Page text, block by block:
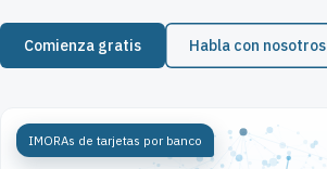
Comienza gratis Habla con nosotros
IMORAs de tarjetas por banco